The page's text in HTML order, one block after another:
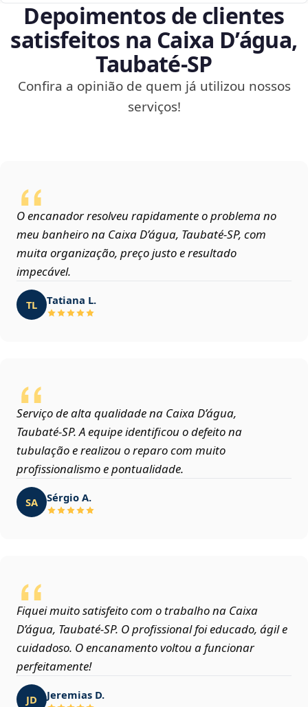
Depoimentos de clientes
satisfeitos na Caixa D’água,
Taubaté‑SP
Confira a opinião de quem já utilizou nossos
serviços!
O encanador resolveu rapidamente o problema no
meu banheiro na Caixa D’água, Taubaté‑SP, com
muita organização, preço justo e resultado
impecável.
TL Tatiana L.
Serviço de alta qualidade na Caixa D’água,
Taubaté‑SP. A equipe identificou o defeito na
tubulação e realizou o reparo com muito
profissionalismo e pontualidade.
SA Sérgio A.
Fiquei muito satisfeito com o trabalho na Caixa
D’água, Taubaté‑SP. O profissional foi educado, ágil e
cuidadoso. O encanamento voltou a funcionar
perfeitamente!
JD Jeremias D.